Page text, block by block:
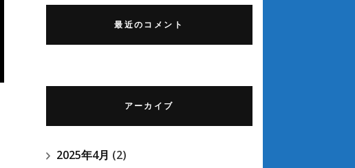
最近のコメント
アーカイブ
2025年4月 (2)